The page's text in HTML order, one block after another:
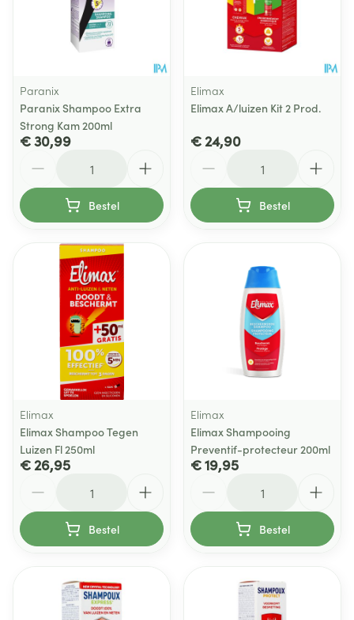
Paranix
Paranix Shampoo Extra
Strong Kam 200ml
€ 30,99
Bestel
Elimax
Elimax A/luizen Kit 2 Prod.
€ 24,90
Bestel
Elimax
Elimax Shampoo Tegen
Luizen Fl 250ml
€ 26,95
Bestel
Elimax
Elimax Shampooing
Preventif-protecteur 200ml
€ 19,95
Bestel